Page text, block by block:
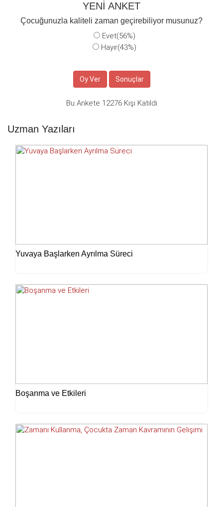
YENİ ANKET
Çocuğunuzla kaliteli zaman geçirebiliyor musunuz?
Evet(56%)
Hayır(43%)
Bu Ankete 12276 Kişi Katıldı
Uzman Yazıları
Yuvaya Başlarken Ayrılma Süreci
Boşanma ve Etkileri